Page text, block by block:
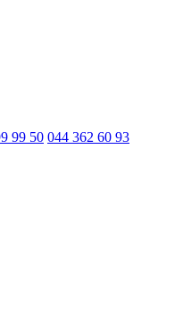
99 50 044 362 60 93